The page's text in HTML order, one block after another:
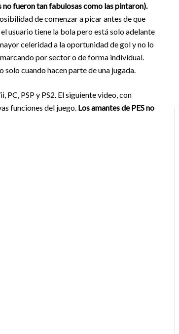
fueron tan fabulosas como las pintaron).
de comenzar a picar antes de que
usuario tiene la bola pero está solo adelante
celeridad a la oportunidad de gol y no lo
por sector o de forma individual.
cuando hacen parte de una jugada.
PSP y PS2. El siguiente video, con
funciones del juego. Los amantes de PES no